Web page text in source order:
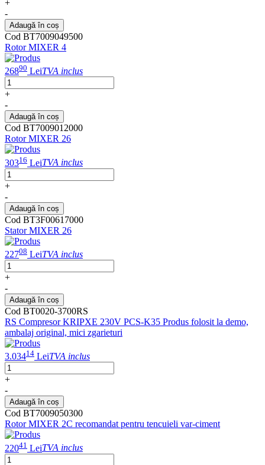
+
-
Adaugă în coș
Cod BT7009049500
Rotor MIXER 4
26890 LeiTVA inclus
+
-
Adaugă în coș
Cod BT7009012000
Rotor MIXER 26
30316 LeiTVA inclus
+
-
Adaugă în coș
Cod BT3F00617000
Stator MIXER 26
22708 LeiTVA inclus
+
-
Adaugă în coș
Cod BT0020-3700RS
RS Compresor KRIPXE 230V PCS-K35 Produs folosit la demo,
ambalaj original, mici zgarieturi
3.03414 LeiTVA inclus
+
-
Adaugă în coș
Cod BT7009050300
Rotor MIXER 2C recomandat pentru tencuieli var-ciment
22041 LeiTVA inclus